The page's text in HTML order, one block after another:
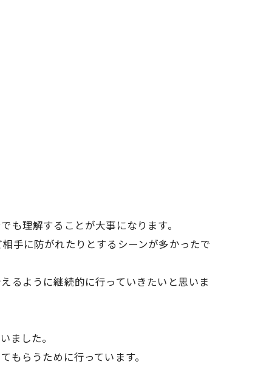
も理解することが大事になります。
手に防がれたりとするシーンが多かったで
るように継続的に行っていきたいと思いま
ました。
らうために行っています。